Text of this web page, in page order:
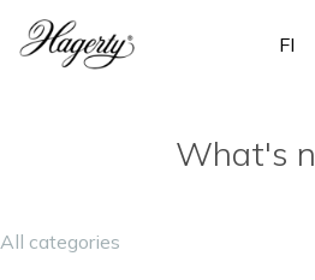
FI
What's
All categories